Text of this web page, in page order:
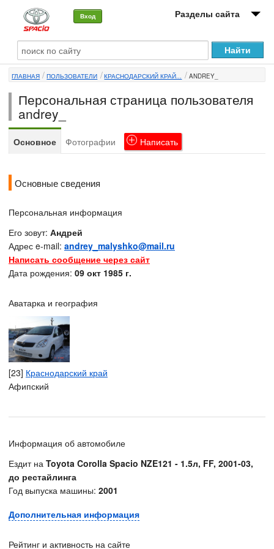
Вход Разделы сайта
О машине
Автоклуб
Форумы
Сервисы и услуги
ГЛАВНАЯ ПОЛЬЗОВАТЕЛИ КРАСНОДАРСКИЙ КРАЙ... ANDREY_
Персональная страница пользователя
andrey_
Основное Фотографии Написать
Основные сведения
Персональная информация
Его зовут: Андрей
Адрес e-mail: andrey_malyshko@mail.ru
Написать сообщение через сайт
Дата рождения: 09 окт 1985 г.
Аватарка и география
[23] Краснодарский край
Афипский
Информация об автомобиле
Ездит на Toyota Corolla Spacio NZE121 - 1.5л, FF, 2001-03,
до рестайлинга
Год выпуска машины: 2001
Дополнительная информация
Рейтинг и активность на сайте